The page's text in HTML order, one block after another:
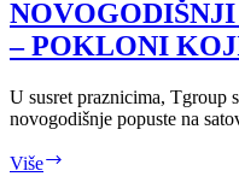
–
Nakit
priča
priče
– POKLONI
U susret praznicima, Tgroup
novogodišnje popuste na
Više